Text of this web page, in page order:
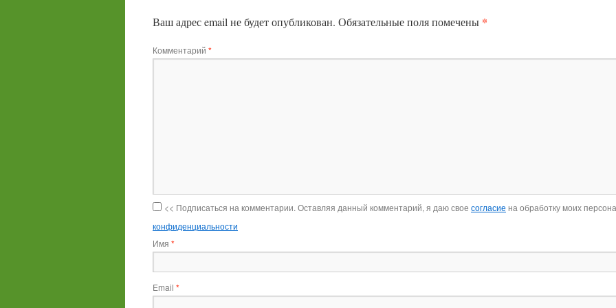
Ваш адрес email не будет опубликован. Обязательные поля помечены *
Комментарий *
<< Подписаться на комментарии. Оставляя данный комментарий, я даю свое согласие на обработку моих
конфиденциальности
Имя *
Email *